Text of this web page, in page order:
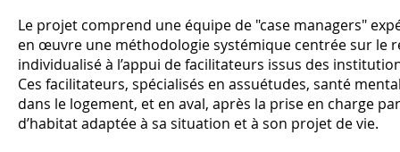
Le projet comprend une équipe de "case managers"
en œuvre une méthodologie systémique centrée sur le
individualisé à l’appui de facilitateurs issus des
Ces facilitateurs, spécialisés en assuétudes, santé
dans le logement, et en aval, après la prise en charge
d’habitat adaptée à sa situation et à son projet de vie.